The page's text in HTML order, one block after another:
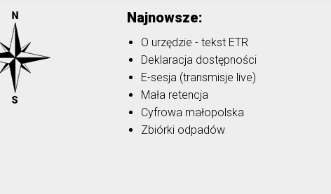
Najnowsze:
O urzędzie - tekst ETR
Deklaracja dostępności
E-sesja (transmisje live)
Mała retencja
Cyfrowa małopolska
Zbiórki odpadów